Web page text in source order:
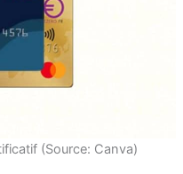
(Source: Canva)